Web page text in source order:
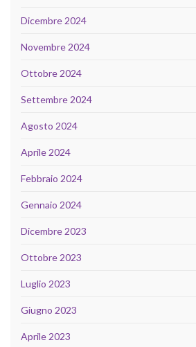
Dicembre 2024
Novembre 2024
Ottobre 2024
Settembre 2024
Agosto 2024
Aprile 2024
Febbraio 2024
Gennaio 2024
Dicembre 2023
Ottobre 2023
Luglio 2023
Giugno 2023
Aprile 2023